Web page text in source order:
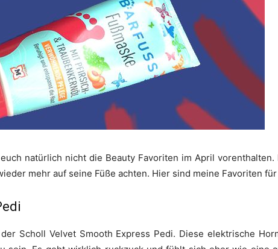
natürlich nicht die Beauty Favoriten im April
mehr auf seine Füße achten. Hier sind meine Favoriten
Scholl Velvet Smooth Express Pedi. Diese elektrische